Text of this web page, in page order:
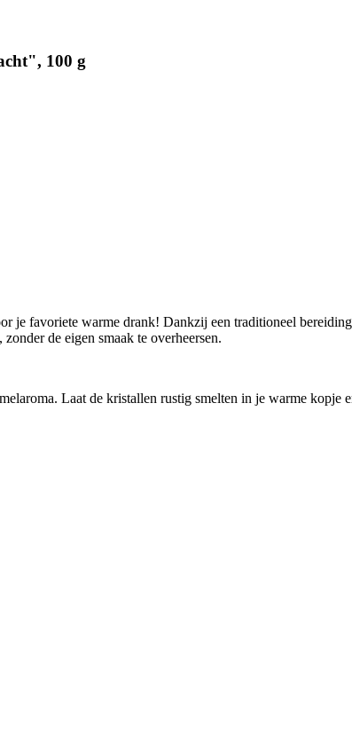
100 g
je favoriete warme drank! Dankzij een traditioneel
de eigen smaak te overheersen.
Laat de kristallen rustig smelten in je warme kopje